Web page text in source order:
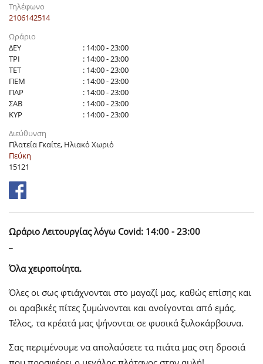
Τηλέφωνο
2106142514
Ωράριο
ΔΕΥ
: 14:00 - 23:00
ΤΡΙ
: 14:00 - 23:00
ΤΕΤ
: 14:00 - 23:00
ΠΕΜ
: 14:00 - 23:00
ΠΑΡ
: 14:00 - 23:00
ΣΑΒ
: 14:00 - 23:00
ΚΥΡ
: 14:00 - 23:00
Διεύθυνση
Πλατεία Γκαίτε, Ηλιακό Χωριό
Πεύκη
15121
Ωράριο Λειτουργίας λόγω Covid: 14:00 - 23:00
Όλα χειροποίητα.
Όλες οι σως φτιάχνονται στο μαγαζί μας, καθώς επίσης και
οι αραβικές πίτες ζυμώνονται και ανοίγονται από εμάς.
Τέλος, τα κρέατά μας ψήνονται σε φυσικά ξυλοκάρβουνα.
Σας περιμένουμε να απολαύσετε τα πιάτα μας στη δροσιά